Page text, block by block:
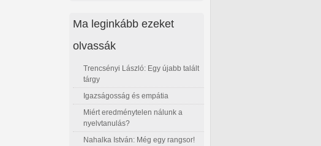
Ma leginkább ezeket
olvassák
Trencsényi László: Egy újabb talált
tárgy
Igazságosság és empátia
Miért eredménytelen nálunk a
nyelvtanulás?
Nahalka István: Még egy rangsor!